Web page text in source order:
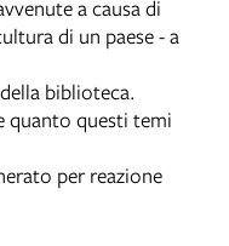
a causa di
di un paese - a
biblioteca.
quanto questi temi
per reazione